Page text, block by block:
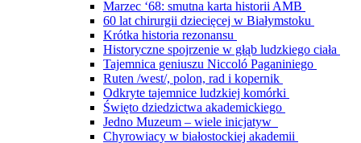
Marzec ‘68: smutna karta historii AMB
60 lat chirurgii dziecięcej w Białymstoku
Krótka historia rezonansu
Historyczne spojrzenie w głąb ludzkiego ciała
Tajemnica geniuszu Niccoló Paganiniego
Ruten /west/, polon, rad i kopernik
Odkryte tajemnice ludzkiej komórki
Święto dziedzictwa akademickiego
Jedno Muzeum – wiele inicjatyw
Chyrowiacy w białostockiej akademii